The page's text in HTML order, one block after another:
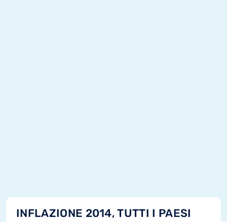
INFLAZIONE 2014, TUTTI I PAESI